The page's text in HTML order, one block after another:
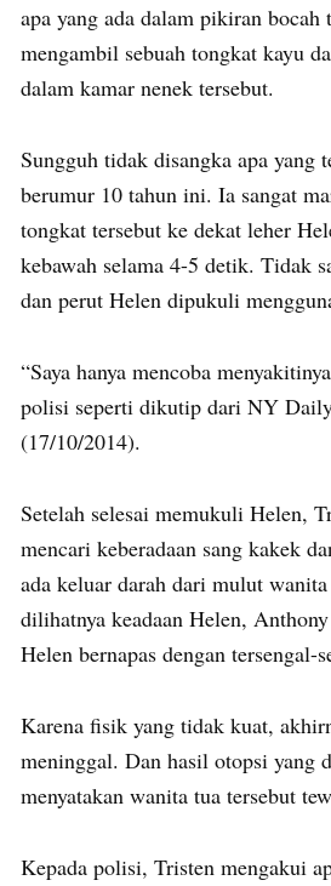
apa yang ada dalam pikiran bocah
mengambil sebuah tongkat kayu
dalam kamar nenek tersebut.
Sungguh tidak disangka apa yang
berumur 10 tahun ini. Ia sangat
tongkat tersebut ke dekat leher
kebawah selama 4-5 detik. Tidak
dan perut Helen dipukuli
“Saya hanya mencoba
polisi seperti dikutip dari NY
(17/10/2014).
Setelah selesai memukuli Helen,
mencari keberadaan sang kakek
ada keluar darah dari mulut
dilihatnya keadaan Helen,
Helen bernapas dengan tersengal-
Karena fisik yang tidak kuat,
meninggal. Dan hasil otopsi yang
menyatakan wanita tua tersebut
Kepada polisi, Tristen mengakui